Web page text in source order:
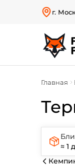
г.
Главная
≈ 1